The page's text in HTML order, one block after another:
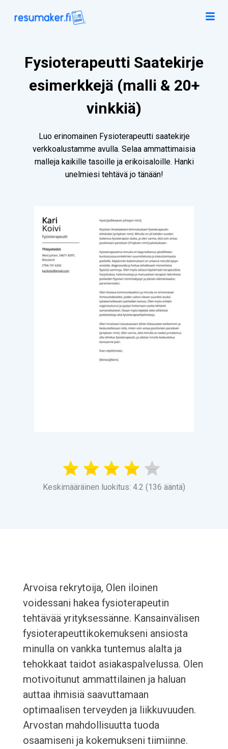
Fysioterapeutti Saatekirje
esimerkkejä (malli & 20+
vinkkiä)
Luo erinomainen Fysioterapeutti saatekirje
verkkoalustamme avulla. Selaa ammattimaisia
malleja kaikille tasoille ja erikoisaloille. Hanki
unelmiesi tehtävä jo tänään!
Keskimääräinen luokitus: 4.2 (136 ääntä)
Arvoisa rekrytoija, Olen iloinen
voidessani hakea fysioterapeutin
tehtävää yrityksessänne. Kansainvälisen
fysioterapeuttikokemukseni ansiosta
minulla on vankka tuntemus alalta ja
tehokkaat taidot asiakaspalvelussa. Olen
motivoitunut ammattilainen ja haluan
auttaa ihmisiä saavuttamaan
optimaalisen terveyden ja liikkuvuuden.
Arvostan mahdollisuutta tuoda
osaamiseni ja kokemukseni tiimiinne.